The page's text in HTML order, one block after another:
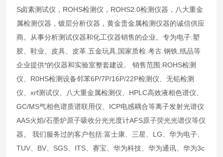
S卤素测试仪，ROHS检测仪，ROHS2.0检测仪器，八大重金
属检测仪器，镀层分析仪器，黄金贵金属检测仪器的诚信供应
商。从事分析测试仪器和化工仪器销售的企业。专为电子.塑
胶、鞋业、皮具、皮革.五金玩具,国家质检.考古.钢铁,纸品等
企业提供*的仪器和实验室整套建设。 销售范围:ROHS检测
仪、R0HS检测设备邻苯6P/7P/16P/22P检测仪、无铅检测
仪、xrf测试仪、八大重金属检测仪、HPLC高效液相色谱仪、
GC/MS气相色谱质谱联用仪、ICP电感耦合等离子发射光谱仪
AAS火焰/石墨炉原子吸收分光光度计AFS原子荧光光谱仪等仪
器。 我们服务过的客户包括:富士康、三星、LG、华为电子、
TUV、BV、SGS、ITS、赛宝、华为科技、华为通讯、华为3c